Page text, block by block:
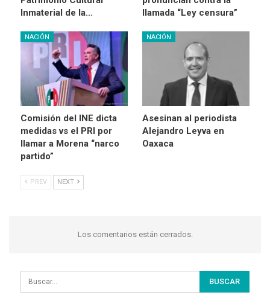
Inmaterial de la…
llamada “Ley censura”
NACIÓN
Comisión del INE dicta
medidas vs el PRI por
llamar a Morena “narco
partido”
NACIÓN
Asesinan al periodista
Alejandro Leyva en
Oaxaca
PREV NEXT
Los comentarios están cerrados.